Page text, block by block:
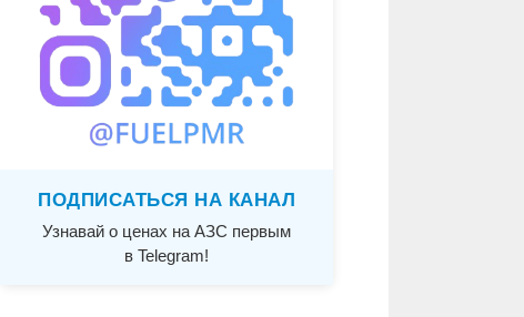
ПОДПИСАТЬСЯ НА КАНАЛ
Узнавай о ценах на АЗС первым
в Telegram!